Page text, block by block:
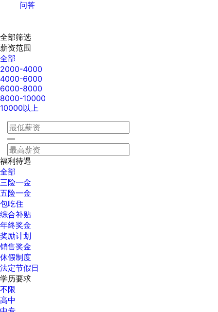
问答
全部筛选
薪资范围
全部
2000-4000
4000-6000
6000-8000
8000-10000
10000以上
—
福利待遇
全部
三险一金
五险一金
包吃住
综合补贴
年终奖金
奖励计划
销售奖金
休假制度
法定节假日
学历要求
不限
高中